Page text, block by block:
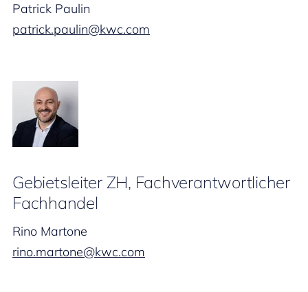
Patrick Paulin
patrick.paulin@kwc.com
Gebietsleiter ZH, Fachverantwortlicher
Fachhandel
Rino Martone
rino.martone@kwc.com